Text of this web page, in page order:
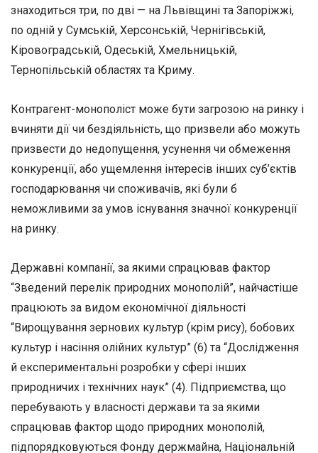
знаходиться три, по дві — на Львівщині та Запоріжжі,
по одній у Сумській, Херсонській, Чернігівській,
Кіровоградській, Одеській, Хмельницькій,
Тернопільській областях та Криму.
Контрагент-монополіст може бути загрозою на ринку і
вчиняти дії чи бездіяльність, що призвели або можуть
призвести до недопущення, усунення чи обмеження
конкуренції, або ущемлення інтересів інших суб’єктів
господарювання чи споживачів, які були б
неможливими за умов існування значної конкуренції
на ринку.
Державні компанії, за якими спрацював фактор
“Зведений перелік природних монополій”, найчастіше
працюють за видом економічної діяльності
“Вирощування зернових культур (крім рису), бобових
культур і насіння олійних культур” (6) та “Дослідження
й експериментальні розробки у сфері інших
природничих і технічних наук” (4). Підприємства, що
перебувають у власності держави та за якими
спрацював фактор щодо природних монополій,
підпорядковуються Фонду держмайна, Національній